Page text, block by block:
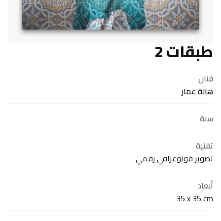
طبقات 2
فنان
هالة عمار
سنة
تقنية
تصوير فوتوغرافي رقمي
أبعاد
35 x 35 cm